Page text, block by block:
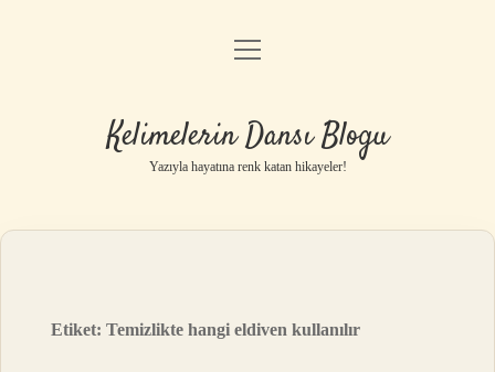
Anasayfa
Yasal Uyarı
menüyü
Kelimelerin Dansı Blogu
Yazıyla hayatına renk katan hikayeler!
Etiket:Temizlikte hangi eldiven kullanılır